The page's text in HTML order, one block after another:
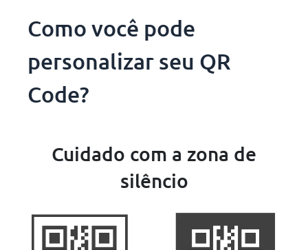
Como você pode
personalizar seu QR
Code?
Cuidado com a zona de
silêncio